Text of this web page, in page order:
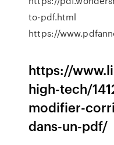
to-pdf.html
https://
https://
high-tech/
modifier-
dans-un-pdf/